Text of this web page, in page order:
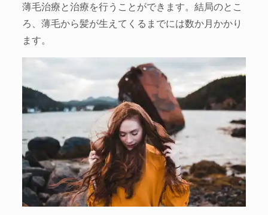
薄毛治療と治療を行うことができます。結局のとこ
ろ、薄毛から髪が生えてくるまでには数か月かかり
ます。